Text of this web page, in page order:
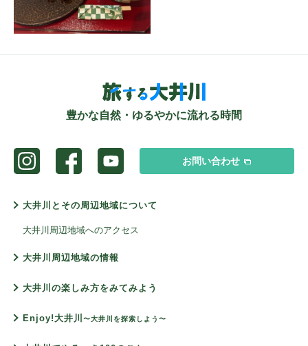
豊かな自然・ゆるやかに流れる時間
お問い合わせ
大井川とその周辺地域について
大井川周辺地域へのアクセス
大井川周辺地域の情報
大井川の楽しみ方をみてみよう
Enjoy!大井川 〜大井川を探索しよう〜